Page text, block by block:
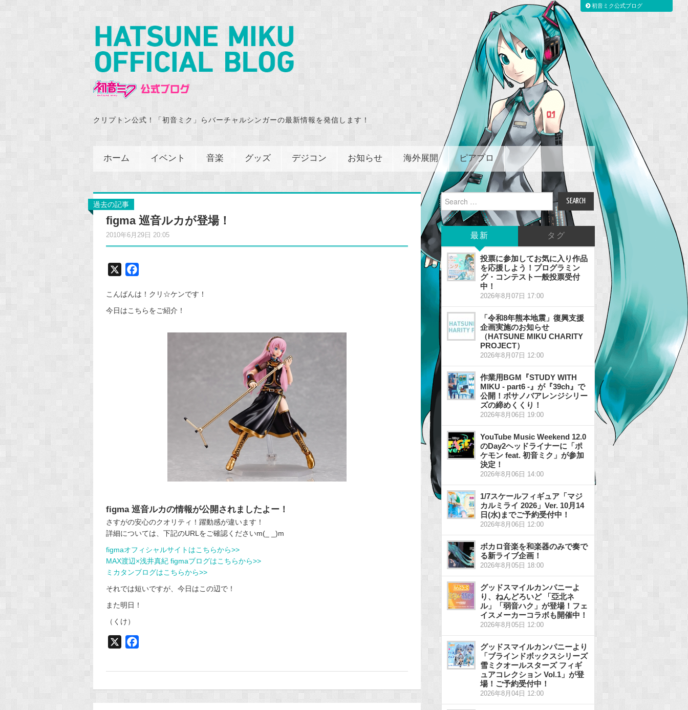
クリプトン公式！「初音ミク」らバーチャルシンガーの最新情報を発信します！
ホーム イベント 音楽 グッズ デジコン お知らせ 海外展開 ピアプロ
過去の記事
figma 巡音ルカが登場！
2010年6月29日 20:05
c
e
こんばんは！クリ☆ケンです！
今日はこちらをご紹介！
figma 巡音ルカの情報が公開されましたよー！
さすがの安心のクオリティ！躍動感が違います！
詳細については、下記のURLをご確認くださいm(_ _)m
figmaオフィシャルサイトはこちらから>>
MAX渡辺×浅井真紀 figmaブログはこちらから>>
ミカタンブログはこちらから>>
それでは短いですが、今日はこの辺で！
また明日！
（くけ）
Search
for:
最新 タグ
投票に参加してお気に入り作品
を応援しよう！プログラミン
グ・コンテスト一般投票受付
中！
2026年8月07日 17:00
「令和8年熊本地震」復興支援
企画実施のお知らせ
（HATSUNE MIKU CHARITY
PROJECT）
2026年8月07日 12:00
作業用BGM『STUDY WITH
MIKU - part6 -』が『39ch』で
公開！ボサノバアレンジシリー
ズの締めくくり！
2026年8月06日 19:00
YouTube Music Weekend 12.0
のDay2ヘッドライナーに「ポ
ケモン feat. 初音ミク」が参加
決定！
2026年8月06日 14:00
1/7スケールフィギュア「マジ
カルミライ 2026」Ver. 10月14
日(水)までご予約受付中！
2026年8月06日 12:00
ボカロ音楽を和楽器のみで奏で
る新ライブ企画！
2026年8月05日 18:00
グッドスマイルカンパニーよ
り、ねんどろいど 「亞北ネ
ル」「弱音ハク」が登場！フェ
イスメーカーコラボも開催中！
2026年8月05日 12:00
グッドスマイルカンパニーより
「ブラインドボックスシリーズ
雪ミクオールスターズ フィギ
ュアコレクション Vol.1」が登
場！ご予約受付中！
2026年8月04日 12:00
初音ミク公式ブログ